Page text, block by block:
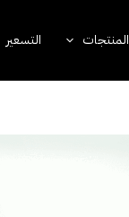
المنتجات التسعير